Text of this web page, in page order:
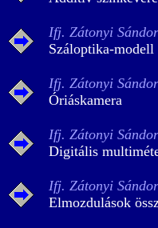
Ifj. Zátonyi
Száloptika-modell
Ifj. Zátonyi
Óriáskamera
Ifj. Zátonyi
Digitális
Ifj. Zátonyi
Elmozdulások